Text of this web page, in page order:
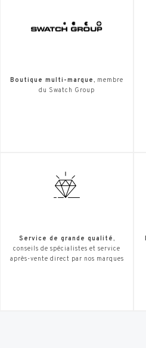
Boutique multi-marque, membre
du Swatch Group
Service de grande qualité,
conseils de spécialistes et service
après-vente direct par nos marques